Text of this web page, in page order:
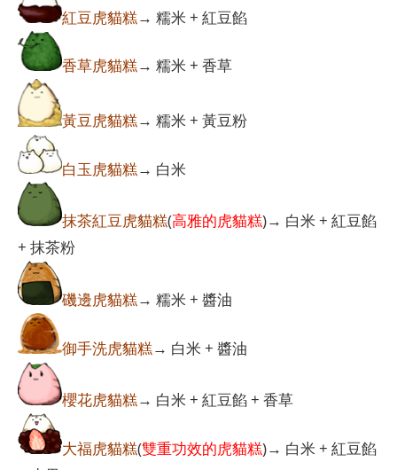
紅豆虎貓糕→ 糯米 + 紅豆餡
香草虎貓糕→ 糯米 + 香草
黃豆虎貓糕→ 糯米 + 黃豆粉
白玉虎貓糕→ 白米
抹茶紅豆虎貓糕(高雅的虎貓糕)→ 白米 + 紅豆餡
+ 抹茶粉
磯邊虎貓糕→ 糯米 + 醬油
御手洗虎貓糕→ 白米 + 醬油
櫻花虎貓糕→ 白米 + 紅豆餡 + 香草
大福虎貓糕(雙重功效的虎貓糕)→ 白米 + 紅豆餡